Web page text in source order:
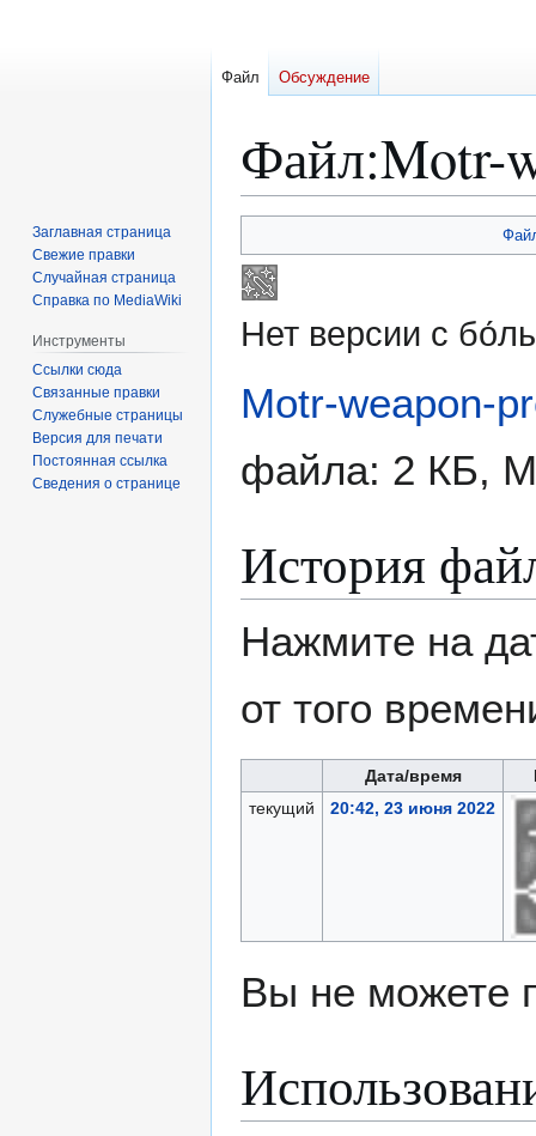
Файл:Motr-
к
навигации
к
поиску
Нет версии с
Motr-weapon-
файла: 2 КБ,
История
Нажмите на
от того
Дата/время
текущий
20:42, 23 июня 2022
Вы не можете
Файл Обсуждение
Заглавная страница
Свежие правки
Случайная страница
Справка по MediaWiki
Инструменты
Ссылки сюда
Связанные правки
Служебные страницы
Версия для печати
Постоянная ссылка
Сведения о странице